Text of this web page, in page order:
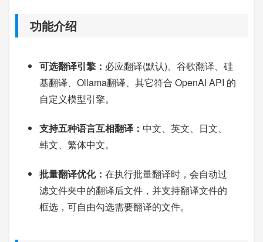
功能介绍
可选翻译引擎： 必应翻译(默认)、谷歌翻译、硅
基翻译、Ollama翻译、其它符合 OpenAI API 的
自定义模型引擎。
支持五种语言互相翻译： 中文、英文、日文、
韩文、繁体中文。
批量翻译优化： 在执行批量翻译时，会自动过
滤文件夹中的翻译后文件，并支持翻译文件的
框选，可自由勾选需要翻译的文件。